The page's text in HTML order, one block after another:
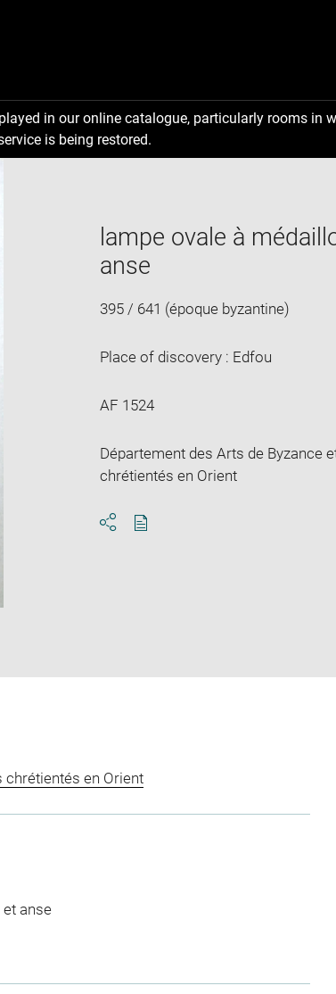
in our online catalogue, particularly rooms in
is being restored.
lampe ovale à
anse
395 / 641 (époque byzantine)
Place of discovery : Edfou
AF 1524
Département des Arts de Byzance
chrétientés en Orient
chrétientés en Orient
anse